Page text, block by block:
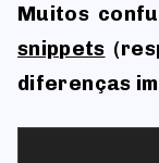
Muitos
snippets
diferenças